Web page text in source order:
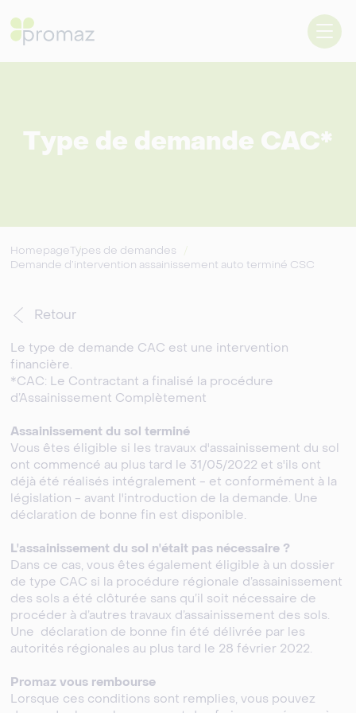
Type de demande CAC*
HomepageTypes de demandes
Demande d’intervention assainissement auto terminé CSC​
Retour
Le type de demande CAC est une intervention
financière.
*CAC: Le Contractant a finalisé la procédure
d’Assainissement Complètement
Assainissement du sol terminé
Vous êtes éligible si les travaux d'assainissement du sol
ont commencé au plus tard le 31/05/2022 et s'ils ont
déjà été réalisés intégralement - et conformément à la
législation - avant l'introduction de la demande. Une
déclaration de bonne fin est disponible.
L'assainissement du sol n'était pas nécessaire ?
Dans ce cas, vous êtes également éligible à un dossier
de type CAC si la procédure régionale d’assainissement
des sols a été clôturée sans qu’il soit nécessaire de
procéder à d’autres travaux d’assainissement des sols.
Une déclaration de bonne fin été délivrée par les
autorités régionales au plus tard le 28 février 2022.
Promaz vous rembourse
Lorsque ces conditions sont remplies, vous pouvez